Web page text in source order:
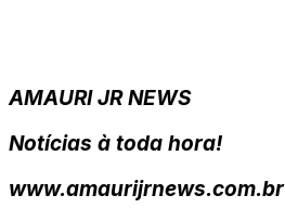
AMAURI JR NEWS
Notícias à toda hora!
www.amaurijrnews.com.br